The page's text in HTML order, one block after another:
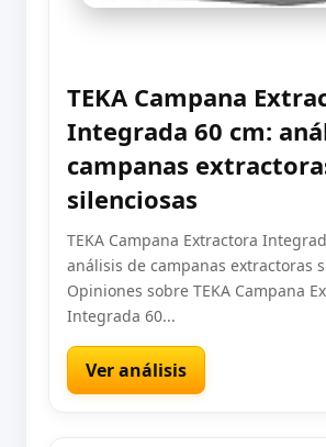
TEKA Campana
Integrada 60 cm:
campanas
silenciosas
TEKA Campana Extractora
análisis de campanas extractoras
Opiniones sobre TEKA Campana
Integrada 60...
Ver análisis